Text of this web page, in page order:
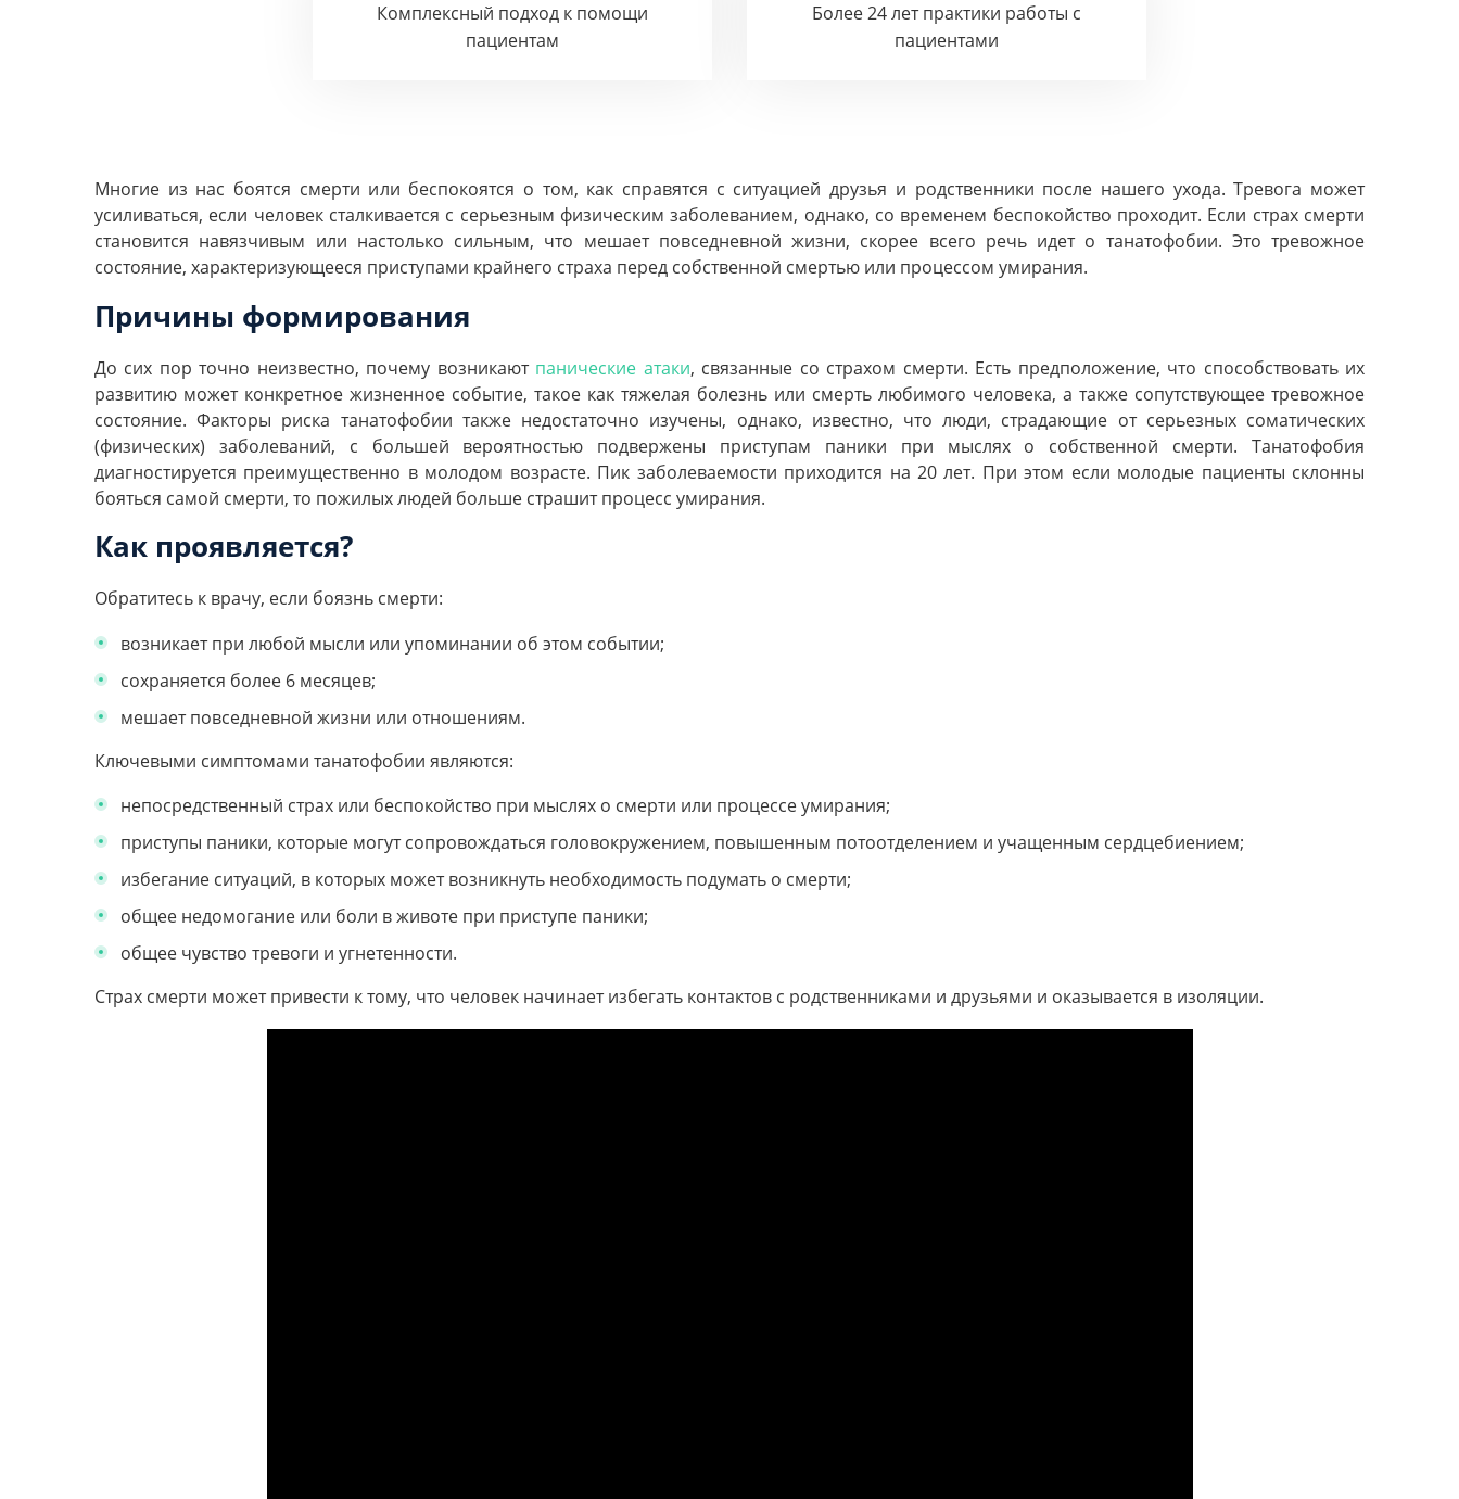
Комплексный подход к помощи
пациентам
Более 24 лет практики работы с
пациентами
Многие из нас боятся смерти или беспокоятся о том, как справятся с ситуацией друзья и родственники после нашего ухода. Тревога может
усиливаться, если человек сталкивается с серьезным физическим заболеванием, однако, со временем беспокойство проходит. Если страх смерти
становится навязчивым или настолько сильным, что мешает повседневной жизни, скорее всего речь идет о танатофобии. Это тревожное
состояние, характеризующееся приступами крайнего страха перед собственной смертью или процессом умирания.
Причины формирования
До сих пор точно неизвестно, почему возникают панические атаки, связанные со страхом смерти. Есть предположение, что способствовать их
развитию может конкретное жизненное событие, такое как тяжелая болезнь или смерть любимого человека, а также сопутствующее тревожное
состояние. Факторы риска танатофобии также недостаточно изучены, однако, известно, что люди, страдающие от серьезных соматических
(физических) заболеваний, с большей вероятностью подвержены приступам паники при мыслях о собственной смерти. Танатофобия
диагностируется преимущественно в молодом возрасте. Пик заболеваемости приходится на 20 лет. При этом если молодые пациенты склонны
бояться самой смерти, то пожилых людей больше страшит процесс умирания.
Как проявляется?
Обратитесь к врачу, если боязнь смерти:
возникает при любой мысли или упоминании об этом событии;
сохраняется более 6 месяцев;
мешает повседневной жизни или отношениям.
Ключевыми симптомами танатофобии являются:
непосредственный страх или беспокойство при мыслях о смерти или процессе умирания;
приступы паники, которые могут сопровождаться головокружением, повышенным потоотделением и учащенным сердцебиением;
избегание ситуаций, в которых может возникнуть необходимость подумать о смерти;
общее недомогание или боли в животе при приступе паники;
общее чувство тревоги и угнетенности.
Страх смерти может привести к тому, что человек начинает избегать контактов с родственниками и друзьями и оказывается в изоляции.